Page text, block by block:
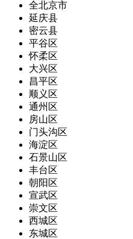
全北京市
延庆县
密云县
平谷区
怀柔区
大兴区
昌平区
顺义区
通州区
房山区
门头沟区
海淀区
石景山区
丰台区
朝阳区
宣武区
崇文区
西城区
东城区